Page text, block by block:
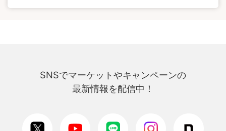
SNSでマーケットやキャンペーンの
最新情報を配信中！